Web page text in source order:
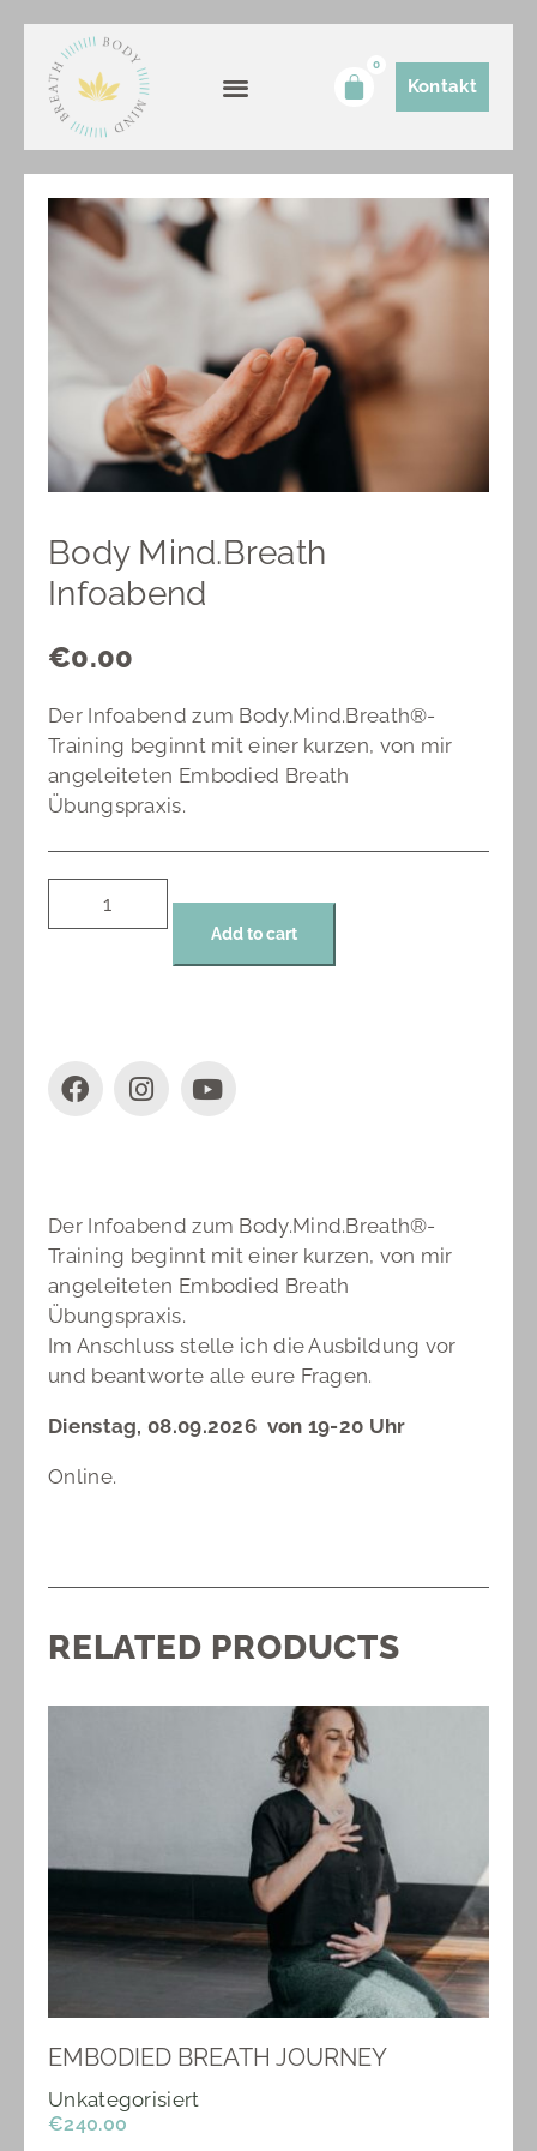
0
Kontakt
Body Mind.Breath
Infoabend
€0.00
Der Infoabend zum Body.Mind.Breath®-
Training beginnt mit einer kurzen, von mir
angeleiteten Embodied Breath
Übungspraxis.
Add to cart
Der Infoabend zum Body.Mind.Breath®-
Training beginnt mit einer kurzen, von mir
angeleiteten Embodied Breath
Übungspraxis.
Im Anschluss stelle ich die Ausbildung vor
und beantworte alle eure Fragen.
Dienstag, 08.09.2026 von 19-20 Uhr
Online.
RELATED PRODUCTS
EMBODIED BREATH JOURNEY
Unkategorisiert
€240.00